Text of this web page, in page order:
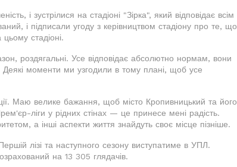
і зустрілися на стадіоні "Зірка", який відповідає всім
і підписали угоду з керівництвом стадіону про те, що
стадіоні.
роздягальні. Усе відповідає абсолютно нормам, вони
моменти ми узгодили в тому плані, щоб усе
Маю велике бажання, щоб місто Кропивницький та його
ліги у рідних стінах — це принесе мені радість.
а інші аспекти життя знайдуть своє місце пізніше.
лізі та наступного сезону виступатиме в УПЛ.
на 13 305 глядачів.